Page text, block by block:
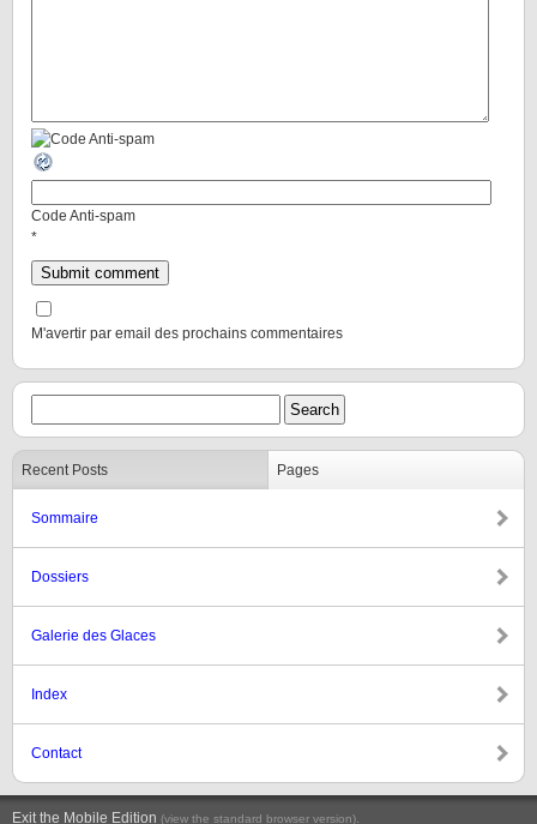
Code Anti-spam
*
M'avertir par email des prochains commentaires
Recent Posts Pages
Sommaire
Dossiers
Galerie des Glaces
Index
Contact
Exit the Mobile Edition (view the standard browser version).